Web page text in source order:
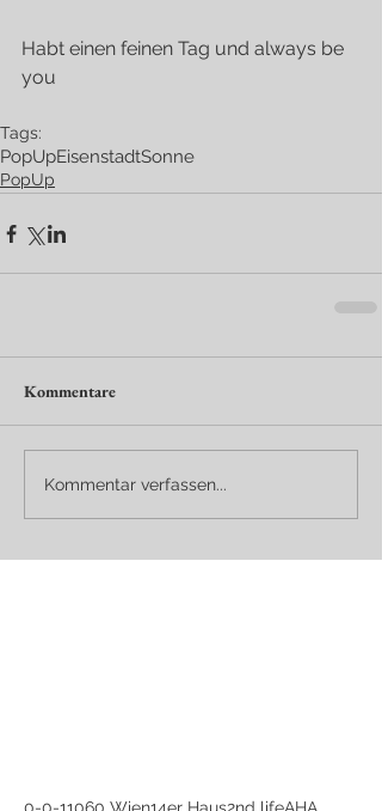
Habt einen feinen Tag und always be
you
Tags:
PopUpEisenstadtSonne
PopUp
Kommentare
Kommentar verfassen...